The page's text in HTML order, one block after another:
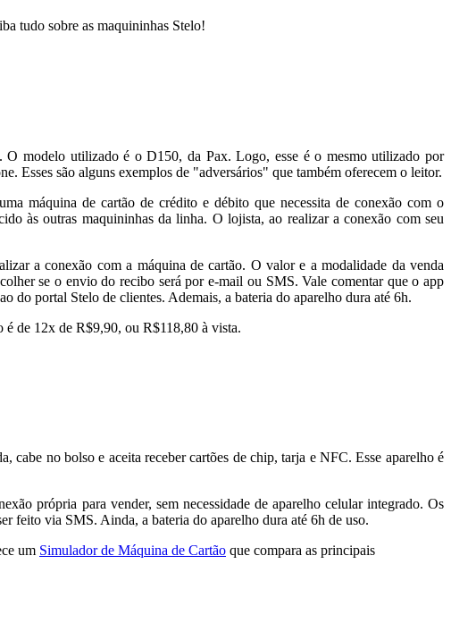
tudo sobre as maquininhas Stelo!
modelo utilizado é o D150, da Pax. Logo, esse é o mesmo utilizado por
Esses são alguns exemplos de "adversários" que também oferecem o leitor.
máquina de cartão de crédito e débito que necessita de conexão com o
às outras maquininhas da linha. O lojista, ao realizar a conexão com seu
a conexão com a máquina de cartão. O valor e a modalidade da venda
se o envio do recibo será por e-mail ou SMS. Vale comentar que o app
do portal Stelo de clientes. Ademais, a bateria do aparelho dura até 6h.
de 12x de R$9,90, ou R$118,80 à vista.
cabe no bolso e aceita recebercartões de chip, tarja e NFC. Esse aparelho é
própria para vender, sem necessidade de aparelho celular integrado. Os
feito via SMS. Ainda, a bateria do aparelho dura até 6h de uso.
um Simulador de Máquina de Cartão que compara as principais